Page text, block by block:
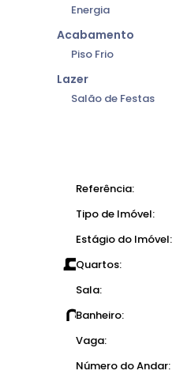
Energia
Acabamento
Piso Frio
Lazer
Salão de Festas
Referência:
Tipo de Imóvel:
Estágio do Imóvel:
Quartos:
Sala:
Banheiro:
Vaga:
Número do Andar: